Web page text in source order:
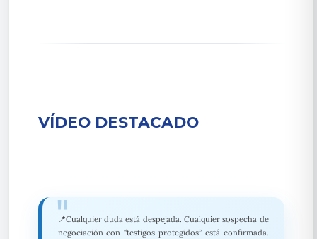
VÍDEO DESTACADO
📍Cualquier duda está despejada. Cualquier sospecha de
negociación con “testigos protegidos” está confirmada.